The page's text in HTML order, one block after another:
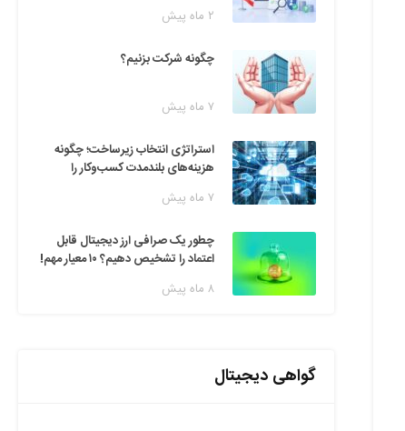
۲ ماه پیش
چگونه شرکت بزنیم؟
۷ ماه پیش
استراتژی انتخاب زیرساخت؛ چگونه
هزینه‌های بلندمدت کسب‌وکار را
۷ ماه پیش
چطور یک صرافی ارز دیجیتال قابل
اعتماد را تشخیص دهیم؟ ۱۰ معیار مهم!
۸ ماه پیش
گواهی دیجیتال